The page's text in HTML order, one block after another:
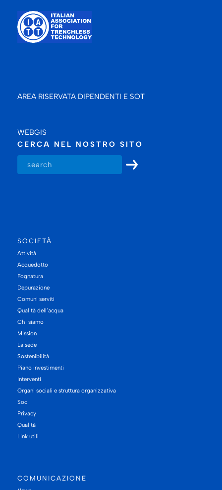
AREA RISERVATA DIPENDENTI E SOT
WEBGIS
CERCA NEL NOSTRO SITO
SOCIETÀ
Attività
Acquedotto
Fognatura
Depurazione
Comuni serviti
Qualità dell’acqua
Chi siamo
Mission
La sede
Sostenibilità
Piano investimenti
Interventi
Organi sociali e struttura organizzativa
Soci
Privacy
Qualità
Link utili
COMUNICAZIONE